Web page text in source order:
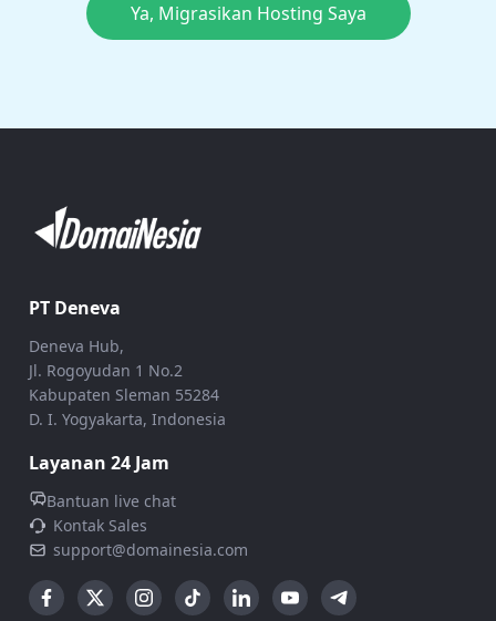
Ya, Migrasikan Hosting Saya
PT Deneva
Deneva Hub,
Jl. Rogoyudan 1 No.2
Kabupaten Sleman 55284
D. I. Yogyakarta, Indonesia
Layanan 24 Jam
Bantuan live chat
Kontak Sales
support@domainesia.com